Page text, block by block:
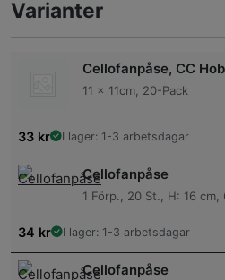
Varianter
Cellofanpåse, CC
11 x 11cm, 20-Pack
33 kr I lager: 1-3 arbetsdagar
Cellofanpåse
1 Förp., 20 St., H: 16
34 kr I lager: 1-3 arbetsdagar
Cellofanpåse